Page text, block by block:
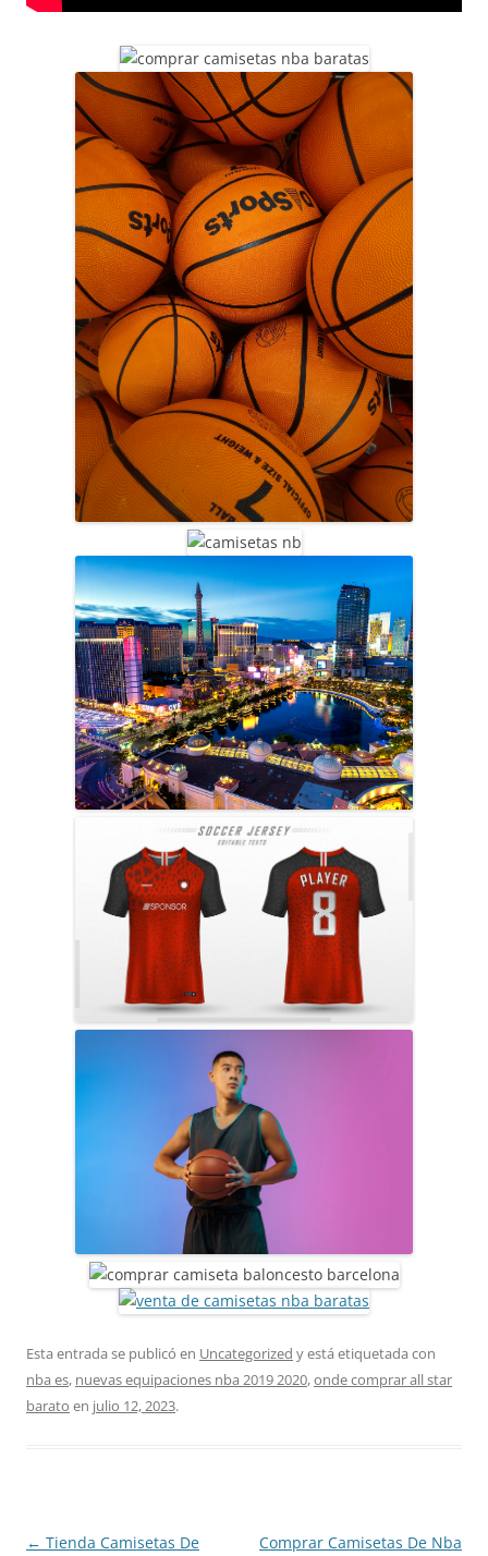
Esta entrada se publicó en Uncategorized y está etiquetada con
nba es, nuevas equipaciones nba 2019 2020,onde comprar all star
barato en julio 12, 2023.
Navegación
← Tienda Camisetas De Comprar Camisetas De Nba